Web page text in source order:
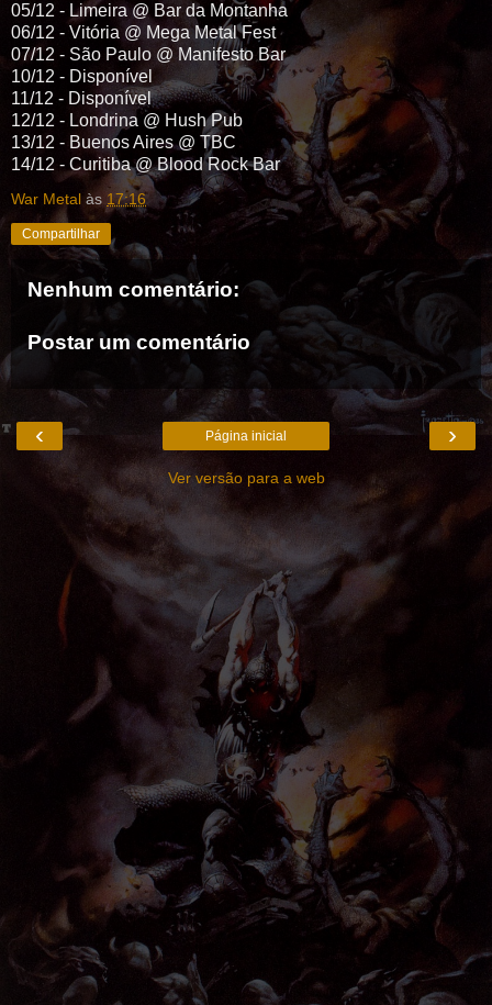
05/12 - Limeira @ Bar da Montanha
06/12 - Vitória @ Mega Metal Fest
07/12 - São Paulo @ Manifesto Bar
10/12 - Disponível
11/12 - Disponível
12/12 - Londrina @ Hush Pub
13/12 - Buenos Aires @ TBC
14/12 - Curitiba @ Blood Rock Bar
War Metal às 17:16
Compartilhar
Nenhum comentário:
Postar um comentário
‹ ›
Página inicial
Ver versão para a web